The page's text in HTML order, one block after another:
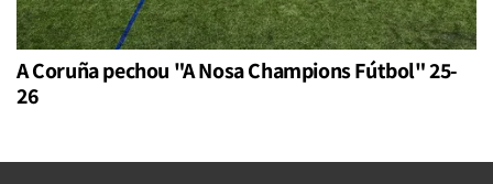
A Coruña pechou "A Nosa Champions Fútbol" 25-
26